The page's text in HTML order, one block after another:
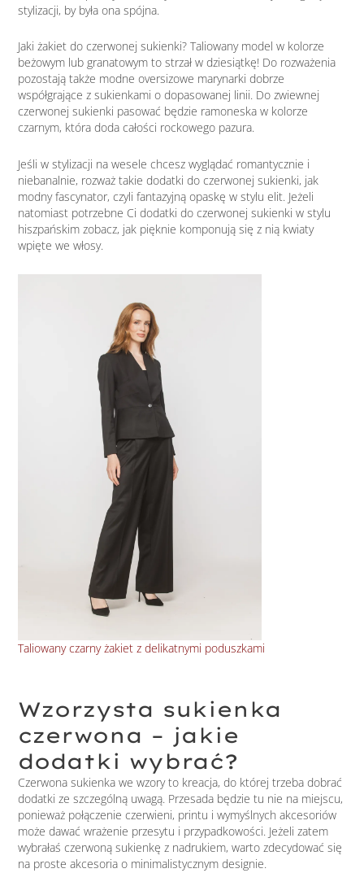
stylizacji, by była ona spójna.
Jaki żakiet do czerwonej sukienki? Taliowany model w kolorze
beżowym lub granatowym to strzał w dziesiątkę! Do rozważenia
pozostają także modne oversizowe marynarki dobrze
współgrające z sukienkami o dopasowanej linii. Do zwiewnej
czerwonej sukienki pasować będzie ramoneska w kolorze
czarnym, która doda całości rockowego pazura.
Jeśli w stylizacji na wesele chcesz wyglądać romantycznie i
niebanalnie, rozważ takie dodatki do czerwonej sukienki, jak
modny fascynator, czyli fantazyjną opaskę w stylu elit. Jeżeli
natomiast potrzebne Ci dodatki do czerwonej sukienki w stylu
hiszpańskim zobacz, jak pięknie komponują się z nią kwiaty
wpięte we włosy.
Taliowany czarny żakiet z delikatnymi poduszkami
Wzorzysta sukienka
czerwona – jakie
dodatki wybrać?
Czerwona sukienka we wzory to kreacja, do której trzeba dobrać
dodatki ze szczególną uwagą. Przesada będzie tu nie na miejscu,
ponieważ połączenie czerwieni, printu i wymyślnych akcesoriów
może dawać wrażenie przesytu i przypadkowości. Jeżeli zatem
wybrałaś czerwoną sukienkę z nadrukiem, warto zdecydować się
na proste akcesoria o minimalistycznym designie.